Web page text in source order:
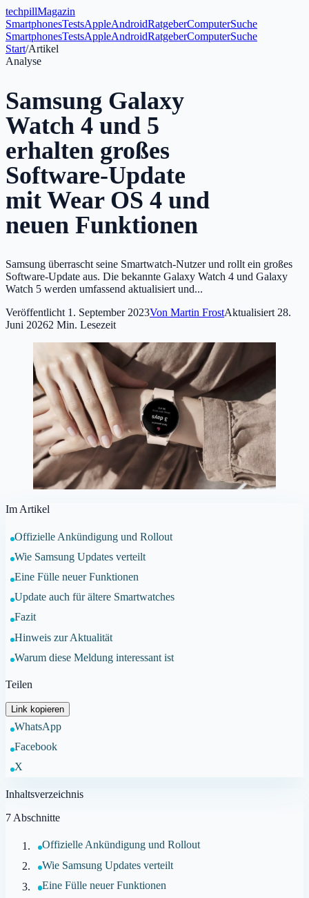
techpillMagazin
SmartphonesTestsAppleAndroidRatgeberComputerSuche
SmartphonesTestsAppleAndroidRatgeberComputerSuche
Start/Artikel
Analyse
Samsung Galaxy
Watch 4 und 5
erhalten großes
Software-Update
mit Wear OS 4 und
neuen Funktionen
Samsung überrascht seine Smartwatch-Nutzer und rollt ein großes
Software-Update aus. Die bekannte Galaxy Watch 4 und Galaxy
Watch 5 werden umfassend aktualisiert und...
Veröffentlicht 1. September 2023Von Martin FrostAktualisiert 28.
Juni 20262 Min. Lesezeit
Im Artikel
Offizielle Ankündigung und Rollout
Wie Samsung Updates verteilt
Eine Fülle neuer Funktionen
Update auch für ältere Smartwatches
Fazit
Hinweis zur Aktualität
Warum diese Meldung interessant ist
Teilen
Link kopieren
WhatsApp
Facebook
X
Inhaltsverzeichnis
7 Abschnitte
Offizielle Ankündigung und Rollout
Wie Samsung Updates verteilt
Eine Fülle neuer Funktionen